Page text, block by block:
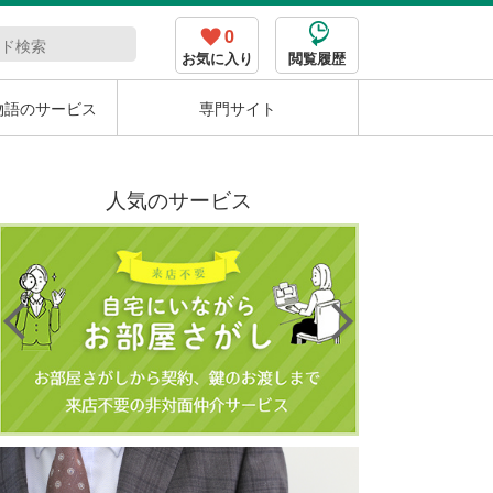
0
お気に入り 閲覧履歴
のサービス 専門サイト
人気のサービス